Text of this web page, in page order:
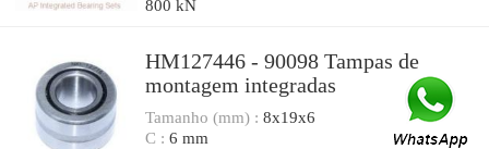
800 kN
HM127446 - 90098 Tampas de
montagem integradas
Tamanho (mm) : 8x19x6
C : 6 mm